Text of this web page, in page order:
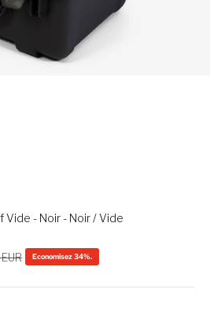
Vide - Noir - Noir / Vide
Economisez 34%.